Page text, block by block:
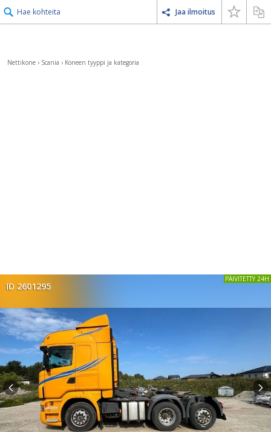
Hae kohteita Jaa ilmoitus
Nettikone › Scania › Koneen tyyppi ja kategoria
PÄIVITETTY 24H
ID 2601295